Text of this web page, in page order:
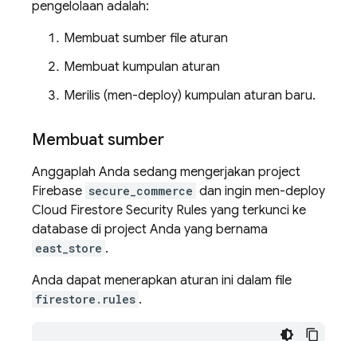
pengelolaan adalah:
Membuat sumber file aturan
Membuat kumpulan aturan
Merilis (men-deploy) kumpulan aturan baru.
Membuat sumber
Anggaplah Anda sedang mengerjakan project
Firebase secure_commerce dan ingin men-deploy
Cloud Firestore Security Rules yang terkunci ke
database di project Anda yang bernama
east_store .
Anda dapat menerapkan aturan ini dalam file
firestore.rules .